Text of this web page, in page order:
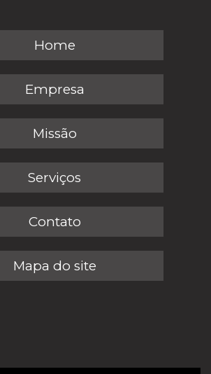
Home
Empresa
Missão
Serviços
Contato
Mapa do site